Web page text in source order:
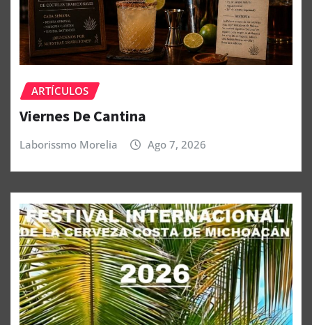
ARTÍCULOS
Viernes De Cantina
Laborissmo Morelia Ago 7, 2026